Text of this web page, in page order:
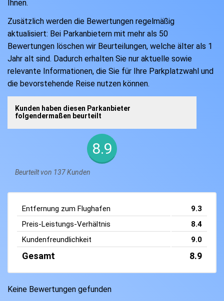
Ihnen.
Zusätzlich werden die Bewertungen regelmäßig
aktualisiert: Bei Parkanbietern mit mehr als 50
Bewertungen löschen wir Beurteilungen, welche älter als 1
Jahr alt sind. Dadurch erhalten Sie nur aktuelle sowie
relevante Informationen, die Sie für Ihre Parkplatzwahl und
die bevorstehende Reise nutzen können.
Kunden haben diesen Parkanbieter
folgendermaßen beurteilt
8.9
Beurteilt von 137 Kunden
Entfernung zum Flughafen
9.3
Preis-Leistungs-Verhältnis
8.4
Kundenfreundlichkeit
9.0
Gesamt 8.9
Keine Bewertungen gefunden